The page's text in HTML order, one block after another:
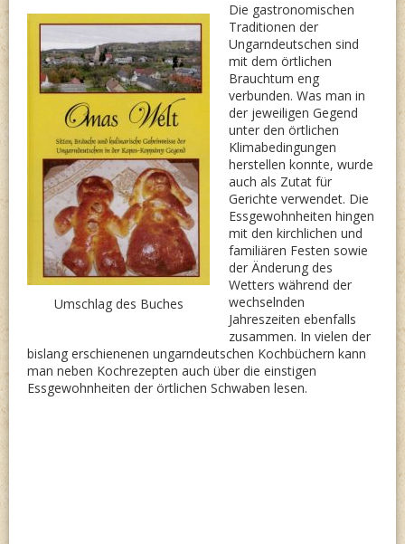
Umschlag des Buches
Die gastronomischen
Traditionen der
Ungarndeutschen sind
mit dem örtlichen
Brauchtum eng
verbunden. Was man in
der jeweiligen Gegend
unter den örtlichen
Klimabedingungen
herstellen konnte, wurde
auch als Zutat für
Gerichte verwendet. Die
Essgewohnheiten hingen
mit den kirchlichen und
familiären Festen sowie
der Änderung des
Wetters während der
wechselnden
Jahreszeiten ebenfalls
zusammen. In vielen der
bislang erschienenen ungarndeutschen Kochbüchern kann
man neben Kochrezepten auch über die einstigen
Essgewohnheiten der örtlichen Schwaben lesen.